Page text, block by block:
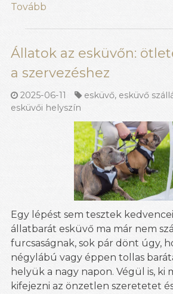
Tovább
Állatok az esküvőn:
a szervezéshez
2025-06-11 esküvő, esküvő
esküvői helyszín
Egy lépést sem tesztek
állatbarát esküvő ma már nem
furcsaságnak, sok pár dönt úgy,
négylábú vagy éppen tollas
helyük a nagy napon. Végül is, ki
kifejezni az önzetlen szeretetet